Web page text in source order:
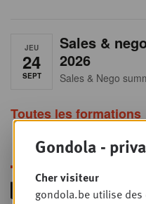
JEU
24
SEPT
Sales &
2026
Sales & Nego
Toutes les formations
Gondola -
Cher visiteur
gondola.be utilise